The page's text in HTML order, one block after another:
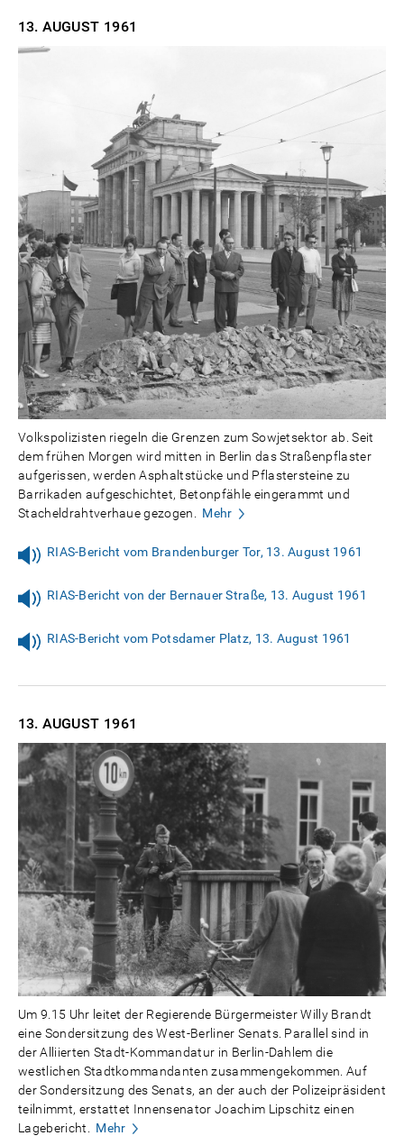
13. AUGUST 1961
Volkspolizisten riegeln die Grenzen zum Sowjetsektor ab. Seit
dem frühen Morgen wird mitten in Berlin das Straßenpflaster
aufgerissen, werden Asphaltstücke und Pflastersteine zu
Barrikaden aufgeschichtet, Betonpfähle eingerammt und
Stacheldrahtverhaue gezogen.
Mehr
RIAS-Bericht vom Brandenburger Tor, 13. August 1961
RIAS-Bericht von der Bernauer Straße, 13. August 1961
RIAS-Bericht vom Potsdamer Platz, 13. August 1961
13. AUGUST 1961
Um 9.15 Uhr leitet der Regierende Bürgermeister Willy Brandt
eine Sondersitzung des West-Berliner Senats. Parallel sind in
der Alliierten Stadt-Kommandatur in Berlin-Dahlem die
westlichen Stadtkommandanten zusammengekommen. Auf
der Sondersitzung des Senats, an der auch der Polizeipräsident
teilnimmt, erstattet Innensenator Joachim Lipschitz einen
Lagebericht.
Mehr